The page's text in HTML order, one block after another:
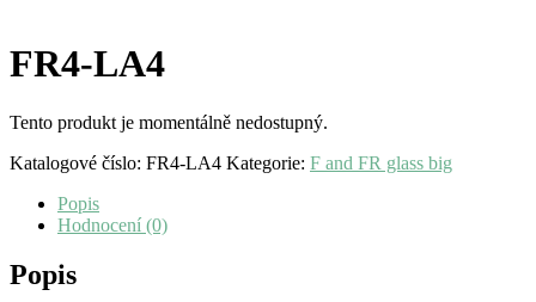
FR4-LA4
Tento produkt je momentálně nedostupný.
Katalogové číslo: FR4-LA4 Kategorie: F and FR glass big
Popis
Hodnocení (0)
Popis